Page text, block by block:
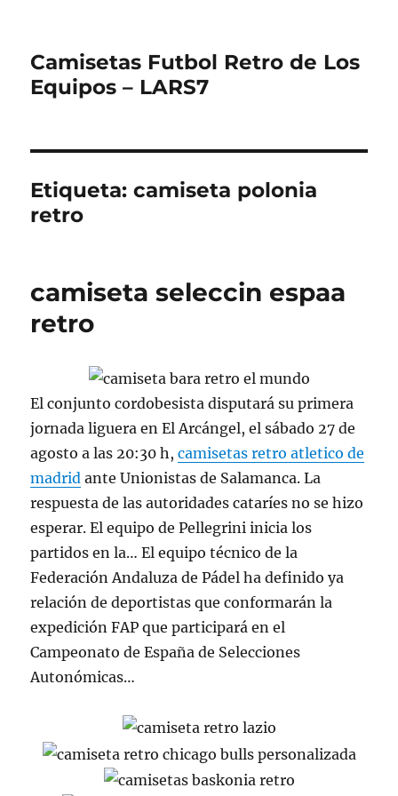
Camisetas Futbol Retro de Los
Equipos – LARS7
Etiqueta:camiseta polonia
retro
camiseta seleccin espaa
retro
El conjunto cordobesista disputará su primera
jornada liguera en El Arcángel, el sábado 27 de
agosto a las 20:30 h,camisetas retro atletico de
madrid ante Unionistas de Salamanca. La
respuesta de las autoridades cataríes no se hizo
esperar. El equipo de Pellegrini inicia los
partidos en la… El equipo técnico de la
Federación Andaluza de Pádel ha definido ya
relación de deportistas que conformarán la
expedición FAP que participará en el
Campeonato de España de Selecciones
Autonómicas…